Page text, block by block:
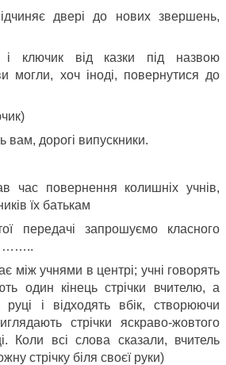
двері до нових звершень,
від казки під назвою
могли, хоч іноді, повернутися до
вам, дорогі випускники.
час повернення колишніх учнів,
їх батькам
передачі запрошуємо класного
між учнями в центрі; учні говорять
один кінець стрічки вчителю, а
і відходять вбік, створюючи
стрічки яскраво-жовтого
Коли всі слова сказали, вчитель
стрічку біля своєї руки)